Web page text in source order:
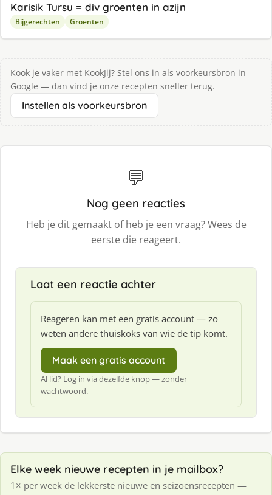
Karisik Tursu = div groenten in azijn
Bijgerechten Groenten
Kook je vaker met KookJij? Stel ons in als voorkeursbron in
Google — dan vind je onze recepten sneller terug.
Instellen als voorkeursbron
💬
Nog geen reacties
Heb je dit gemaakt of heb je een vraag? Wees de
eerste die reageert.
Laat een reactie achter
Reageren kan met een gratis account — zo
weten andere thuiskoks van wie de tip komt.
Maak een gratis account
Al lid? Log in via dezelfde knop — zonder
wachtwoord.
Elke week nieuwe recepten in je mailbox?
1× per week de lekkerste nieuwe en seizoensrecepten —